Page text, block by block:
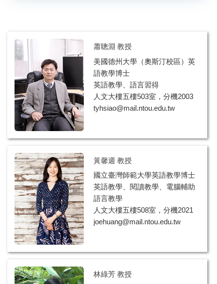
蕭聰淵 教授
美國德州大學（奧斯汀校區）英
語教學博士
英語教學、語言習得
人文大樓五樓503室，分機2003
tyhsiao@mail.ntou.edu.tw
黃馨週 教授
國立臺灣師範大學英語教學博士
英語教學、閱讀教學、電腦輔助
語言教學
人文大樓五樓508室，分機2021
joehuang@mail.ntou.edu.tw
林綠芳 教授